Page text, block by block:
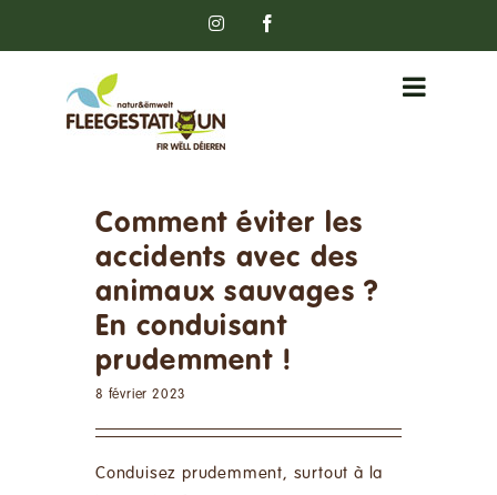
Instagram
Comment éviter les
accidents avec des
animaux sauvages ?
En conduisant
prudemment !
8 février 2023
Conduisez prudemment, surtout à la